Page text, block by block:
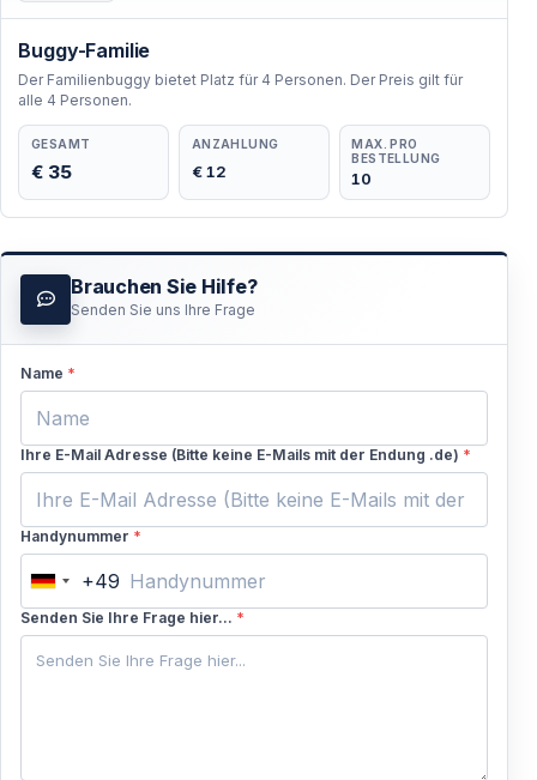
Buggy-Familie
Der Familienbuggy bietet Platz für 4 Personen. Der Preis gilt für
alle 4 Personen.
GESAMT
€ 35
ANZAHLUNG
€ 12
MAX. PRO
BESTELLUNG
10
Brauchen Sie Hilfe?
Senden Sie uns Ihre Frage
Name *
Ihre E-Mail Adresse (Bitte keine E-Mails mit der Endung .de) *
Handynummer *
Germany
+49
+49
Senden Sie Ihre Frage hier... *